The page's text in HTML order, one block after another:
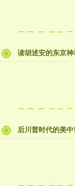
读胡述安的东京
后川普时代的美